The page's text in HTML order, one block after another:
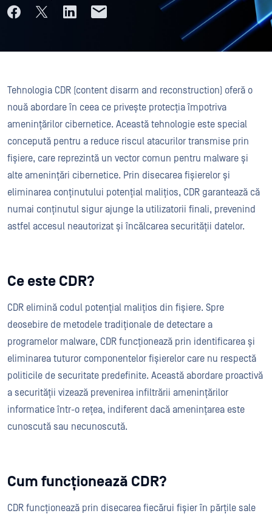
Tehnologia CDR (content disarm and reconstruction) oferă o
nouă abordare în ceea ce privește protecția împotriva
amenințărilor cibernetice. Această tehnologie este special
concepută pentru a reduce riscul atacurilor transmise prin
fișiere, care reprezintă un vector comun pentru malware și
alte amenințări cibernetice. Prin disecarea fișierelor și
eliminarea conținutului potențial malițios, CDR garantează că
numai conținutul sigur ajunge la utilizatorii finali, prevenind
astfel accesul neautorizat și încălcarea securității datelor.
Ce este CDR?
CDR elimină codul potențial malițios din fișiere. Spre
deosebire de metodele tradiționale de detectare a
programelor malware, CDR funcționează prin identificarea și
eliminarea tuturor componentelor fișierelor care nu respectă
politicile de securitate predefinite. Această abordare proactivă
a securității vizează prevenirea infiltrării amenințărilor
informatice într-o rețea, indiferent dacă amenințarea este
cunoscută sau necunoscută.
Cum funcționează CDR?
CDR funcționează prin disecarea fiecărui fișier în părțile sale